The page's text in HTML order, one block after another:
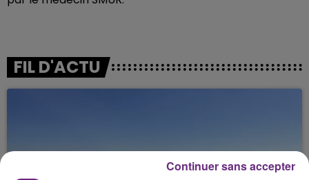
FIL D'ACTU
Continuer sans accepter